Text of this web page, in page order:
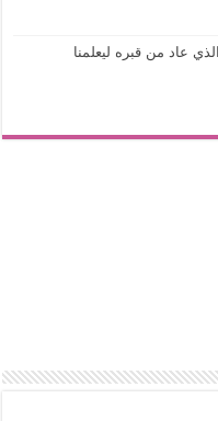
عاد من قبره ليعلمنا